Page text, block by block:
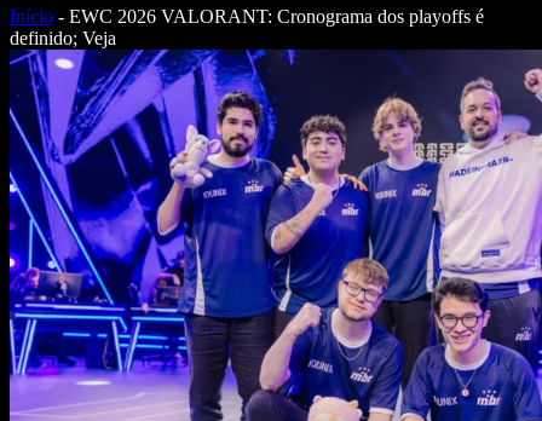
Início - EWC 2026 VALORANT: Cronograma dos playoffs é
definido; Veja